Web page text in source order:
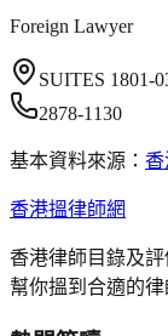
Foreign Lawyer
SUITES 1801-
2878-1130
基本資料來源： 香
香港搵律師網
香港律師目錄及評
幫你搵到合適的律